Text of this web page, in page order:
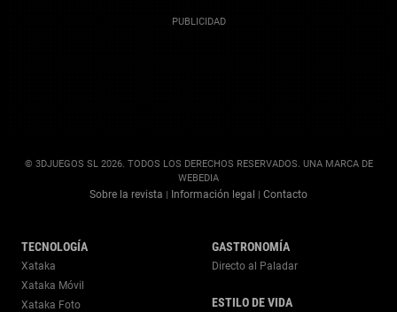
© 3DJUEGOS SL 2026. TODOS LOS DERECHOS RESERVADOS. UNA MARCA DE
WEBEDIA
Sobre la revista | Información legal | Contacto
TECNOLOGÍA
Xataka
Xataka Móvil
Xataka Foto
GASTRONOMÍA
Directo al Paladar
ESTILO DE VIDA